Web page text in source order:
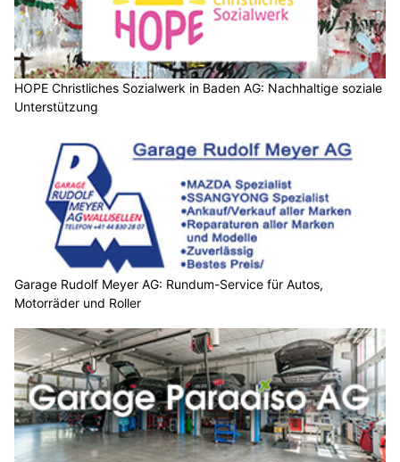
HOPE Christliches Sozialwerk in Baden AG: Nachhaltige soziale
Unterstützung
Garage Rudolf Meyer AG: Rundum-Service für Autos,
Motorräder und Roller